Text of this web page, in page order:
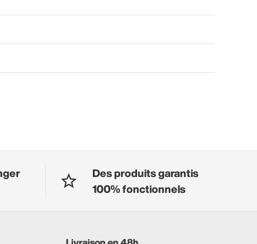
Des produits garantis
100% fonctionnels